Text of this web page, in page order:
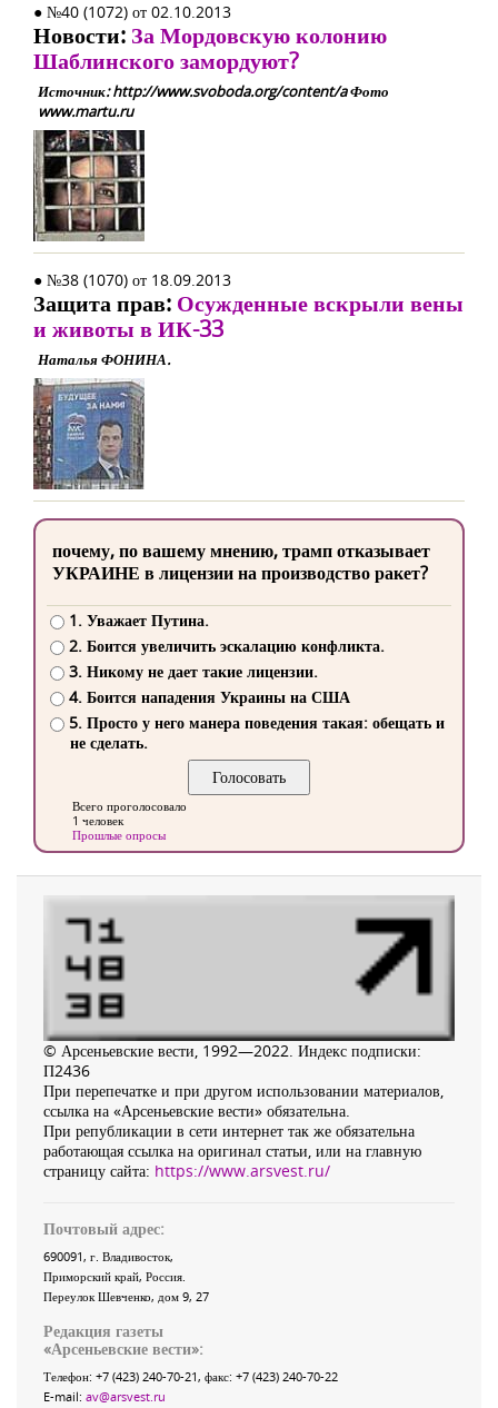
● №40 (1072) от 02.10.2013
Новости: За Мордовскую колонию
Шаблинского замордуют?
Источник: http://www.svoboda.org/content/a Фото
www.martu.ru
● №38 (1070) от 18.09.2013
Защита прав: Осужденные вскрыли вены
и животы в ИК-33
Наталья ФОНИНА.
почему, по вашему мнению, трамп отказывает
УКРАИНЕ в лицензии на производство ракет?
1. Уважает Путина.
2. Боится увеличить эскалацию конфликта.
3. Никому не дает такие лицензии.
4. Боится нападения Украины на США
5. Просто у него манера поведения такая: обещать и
не сделать.
Всего проголосовало
1 человек
Прошлые опросы
© Арсеньевские вести, 1992—2022. Индекс подписки:
П2436
При перепечатке и при другом использовании материалов,
ссылка на «Арсеньевские вести» обязательна.
При републикации в сети интернет так же обязательна
работающая ссылка на оригинал статьи, или на главную
страницу сайта: https://www.arsvest.ru/
Почтовый адрес:
690091, г. Владивосток,
Приморский край, Россия
Переулок Шевченко, дом 9, 27
Редакция газеты
«Арсеньевские вести»:
Телефон: +7 (423) 240-70-21, факс: +7 (423) 240-70-22
E-mail: av@arsvest.ru